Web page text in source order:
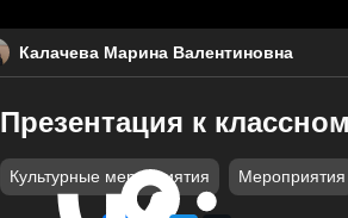
Калачева Марина Валентиновна
Презентация к
Культурные мероприятия Мероприятия